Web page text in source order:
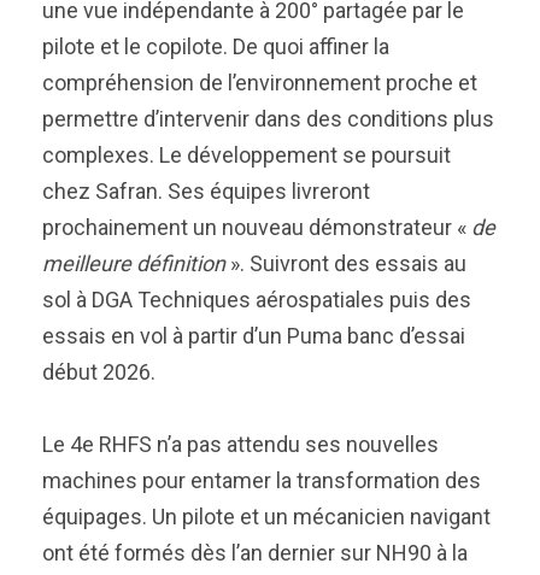
une vue indépendante à 200° partagée par le
pilote et le copilote. De quoi affiner la
compréhension de l’environnement proche et
permettre d’intervenir dans des conditions plus
complexes. Le développement se poursuit
chez Safran. Ses équipes livreront
prochainement un nouveau démonstrateur « de
meilleure définition». Suivront des essais au
sol à DGA Techniques aérospatiales puis des
essais en vol à partir d’un Puma banc d’essai
début 2026.
Le 4e RHFS n’a pas attendu ses nouvelles
machines pour entamer la transformation des
équipages. Un pilote et un mécanicien navigant
ont été formés dès l’an dernier sur NH90 à la